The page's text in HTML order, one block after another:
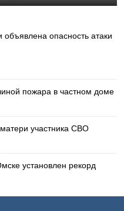
объявлена опасность атаки
пожара в частном доме
участника СВО
установлен рекорд